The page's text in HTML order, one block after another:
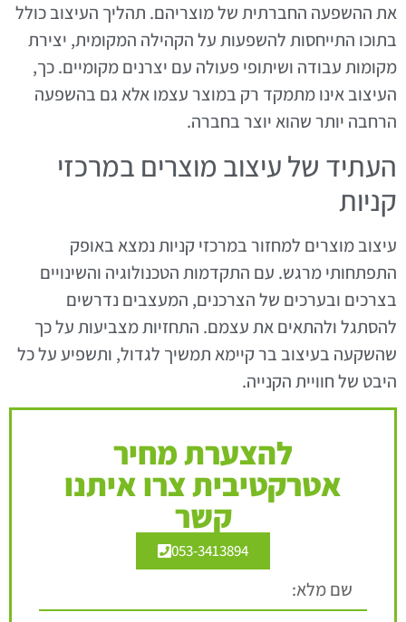
את ההשפעה החברתית של מוצריהם. תהליך העיצוב כולל
בתוכו התייחסות להשפעות על הקהילה המקומית, יצירת
מקומות עבודה ושיתופי פעולה עם יצרנים מקומיים. כך,
העיצוב אינו מתמקד רק במוצר עצמו אלא גם בהשפעה
הרחבה יותר שהוא יוצר בחברה.
העתיד של עיצוב מוצרים במרכזי
קניות
עיצוב מוצרים למחזור במרכזי קניות נמצא באופק
התפתחותי מרגש. עם התקדמות הטכנולוגיה והשינויים
בצרכים ובערכים של הצרכנים, המעצבים נדרשים
להסתגל ולהתאים את עצמם. התחזיות מצביעות על כך
שהשקעה בעיצוב בר קיימא תמשיך לגדול, ותשפיע על כל
היבט של חוויית הקנייה.
להצערת מחיר
אטרקטיבית צרו איתנו
קשר
053-3413894